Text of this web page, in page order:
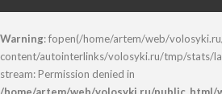
Warning: fopen(/home/artem/web/
content/autointerlinks/volosyki.ru/tmp/stats/
stream: Permission denied in